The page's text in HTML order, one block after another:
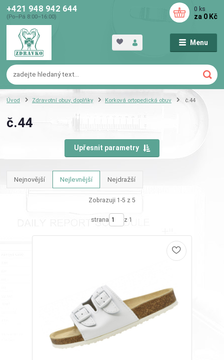
Menu
+421 948 942 644
(Po–Pá 8:00–16:00)
0 ks
za 0 Kč
Úvod Zdravotní obuv, doplňky Korková ortopedická obuv č.44
č.44
Upřesnit parametry
Nejnovější Nejlevnější Nejdražší
Zobrazuji 1-5 z 5
strana z 1